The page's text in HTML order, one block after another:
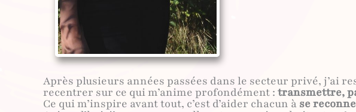
Après plusieurs années passées dans le secteur privé, j’ai
recentrer sur ce qui m’anime profondément : transmettre,
Ce qui m’inspire avant tout, c’est d’aider chacun à se